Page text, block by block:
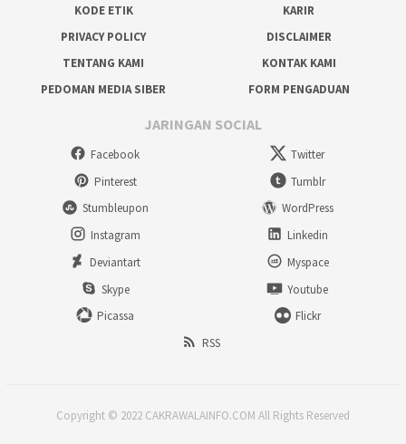
KODE ETIK
KARIR
PRIVACY POLICY
DISCLAIMER
TENTANG KAMI
KONTAK KAMI
PEDOMAN MEDIA SIBER
FORM PENGADUAN
JARINGAN SOCIAL
Facebook
Twitter
Pinterest
Tumblr
Stumbleupon
WordPress
Instagram
Linkedin
Deviantart
Myspace
Skype
Youtube
Picassa
Flickr
RSS
Copyright © 2022 CAKRAWALAINFO.COM All Rights Reserved